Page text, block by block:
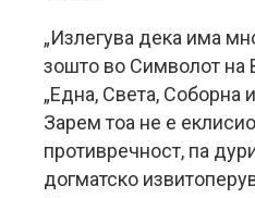
„Излегува дека има
зошто во Символот на
„Една, Света, Соборна
Зарем тоа не е
противречност, па
догматско